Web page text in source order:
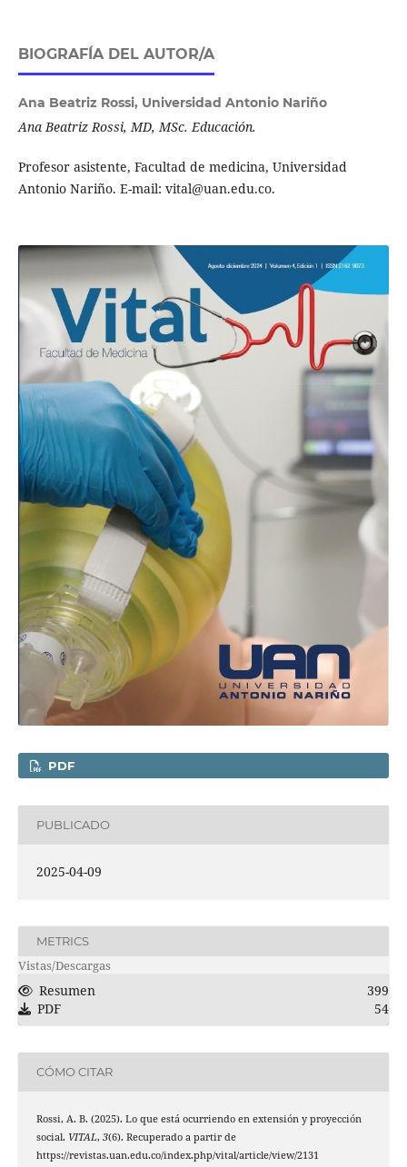
BIOGRAFÍA DEL AUTOR/A
Ana Beatriz Rossi, Universidad Antonio Nariño
Ana Beatriz Rossi, MD, MSc. Educación.
Profesor asistente, Facultad de medicina, Universidad
Antonio Nariño. E-mail: vital@uan.edu.co.
PDF
PUBLICADO
2025-04-09
METRICS
Vistas/Descargas
Resumen
399
PDF
54
CÓMO CITAR
Rossi, A. B. (2025). Lo que está ocurriendo en extensión y proyección
social. VITAL, 3(6). Recuperado a partir de
https://revistas.uan.edu.co/index.php/vital/article/view/2131